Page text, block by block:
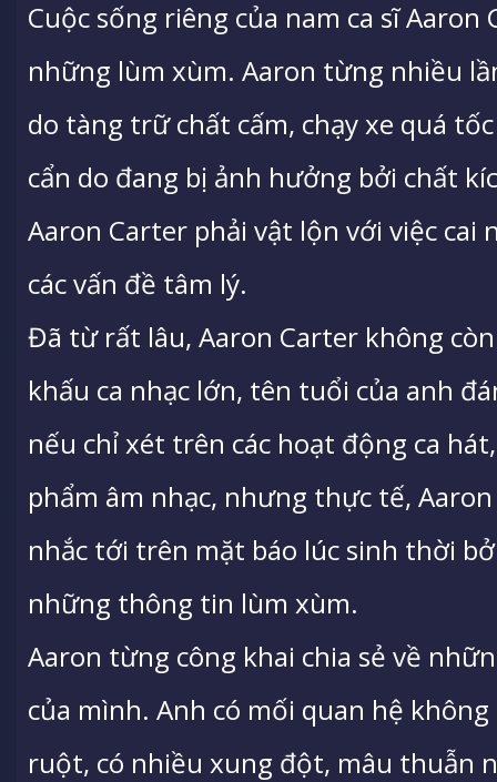
Cuộc sống riêng của nam ca sĩ
những lùm xùm. Aaron từng nhiều
do tàng trữ chất cấm, chạy xe quá
cẩn do đang bị ảnh hưởng bởi chất
Aaron Carter phải vật lộn với việc cai
các vấn đề tâm lý.
Đã từ rất lâu, Aaron Carter không
khấu ca nhạc lớn, tên tuổi của anh
nếu chỉ xét trên các hoạt động ca
phẩm âm nhạc, nhưng thực tế,
nhắc tới trên mặt báo lúc sinh thời
những thông tin lùm xùm.
Aaron từng công khai chia sẻ về
của mình. Anh có mối quan hệ
ruột, có nhiều xung đột, mâu thuẫn